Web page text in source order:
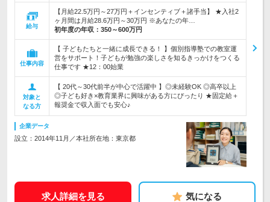
給与
【月給22.5万円～27万円＋インセンティブ＋諸手当】 ★入社2
ヶ月間は月給28.6万円～30万円 ※あなたの年…
初年度の年収： 350～600万円
仕事内容
【 子どもたちと一緒に成長できる！ 】個別指導塾での教室運
営をサポート！子どもが勉強の楽しさを知るきっかけをつくる
仕事です ★12：00始業
対象と
なる方
【 20代～30代前半が中心で活躍中 】◎未経験OK ◎高卒以上
◎子ども好き×教育業界に興味がある方にぴったり ★固定給＋
報奨金で収入面でも安心♪
企業データ
設立：2014年11月／本社所在地：東京都
求人詳細を見る 気になる